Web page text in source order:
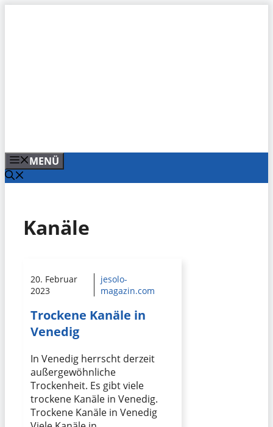
MENÜ
Kanäle
20. Februar
2023
jesolo-
magazin.com
Trockene Kanäle in
Venedig
In Venedig herrscht derzeit
außergewöhnliche
Trockenheit. Es gibt viele
trockene Kanäle in Venedig.
Trockene Kanäle in Venedig